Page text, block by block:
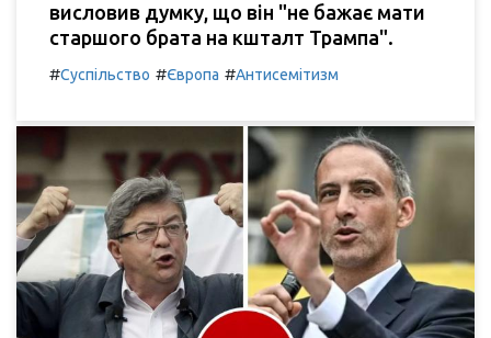
висловив думку, що він "не бажає мати
старшого брата на кшталт Трампа".
#Суспільство #Європа #Антисемітизм